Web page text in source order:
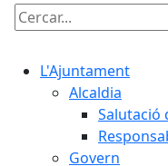
Cercar:
L'Ajuntament
Alcaldia
Salutació
Govern